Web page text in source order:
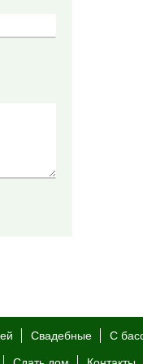
Свадебные С